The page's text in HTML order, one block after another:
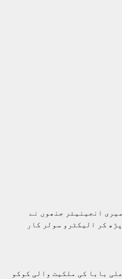
انجینیئر جنھوں نے
کر الیکٹرو سولر کار
بابا کی ملکیت والی کوکو